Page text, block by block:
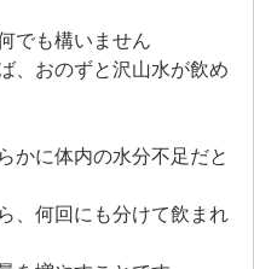
でも構いません
、おのずと沢山水が飲め
かに体内の水分不足だと
、何回にも分けて飲まれ